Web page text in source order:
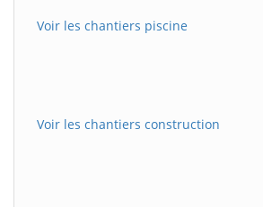
Voir les chantiers piscine
Voir les chantiers construction